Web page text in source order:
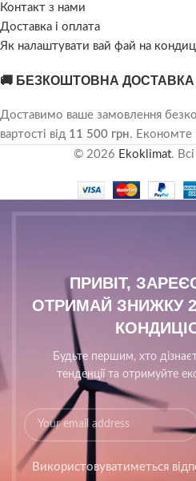
Контакт з нами
Доставка і оплата
Як налаштувати вай фай на
🚚 БЕЗКОШТОВНА ДОСТАВКА
Доставимо ваше замовлення
вартості від 11 500 грн. Економте
© 2026 Ekoklimat.
ПРИВІТ,
ОТРИМАЙ ЗНИЖКУ
Будьте першим, хто
тенденції та отримуйте
Використовуватиметься